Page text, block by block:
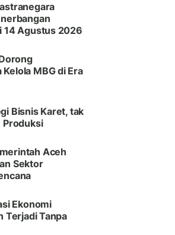
14 Agustus 2026
MBG di Era
Bisnis Karet, tak
Produksi
Aceh
Sektor
Ekonomi
Terjadi Tanpa